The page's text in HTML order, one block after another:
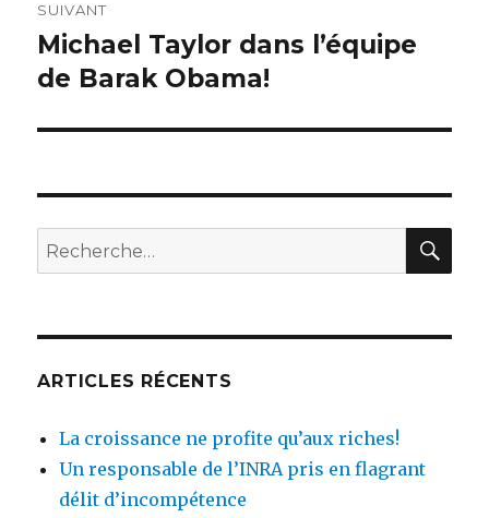
SUIVANT
Article
suivant :
Michael Taylor dans l’équipe
de Barak Obama!
Recherche
pour
ARTICLES RÉCENTS
La croissance ne profite qu’aux riches!
Un responsable de l’INRA pris en flagrant
délit d’incompétence